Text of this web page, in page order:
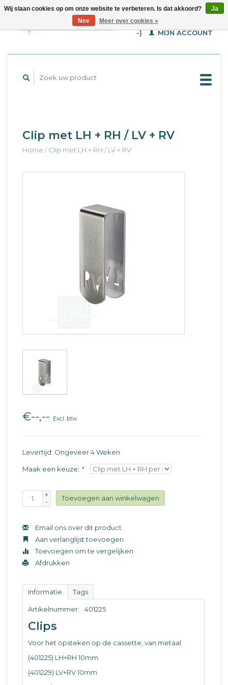
WINKELWAGEN (€--,-
-)
MIJN ACCOUNT
Clip met LH + RH / LV + RV
Home /Clip met LH + RH / LV + RV
€--,-- Excl. btw
Levertijd: Ongeveer 4 Weken
Maak een keuze: *
+
-
Toevoegen aan winkelwagen
Email ons over dit product
Aan verlanglijst toevoegen
Toevoegen om te vergelijken
Afdrukken
Informatie Tags
Artikelnummer: 401225
Clips
Voor het opsteken op de cassette, van metaal
(401225) LH+RH 10mm
(401229) LV+RV 10mm
Wij slaan cookies op om onze website te verbeteren. Is dat akkoord?
Ja
Nee
Meer over cookies »